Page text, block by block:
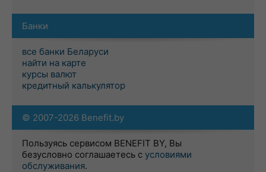
Банки
все банки Беларуси
найти на карте
курсы валют
кредитный калькулятор
© 2007-2026 Benefit.by
Пользуясь сервисом BENEFIT BY, Вы
безусловно соглашаетесь с условиями
обслуживания.